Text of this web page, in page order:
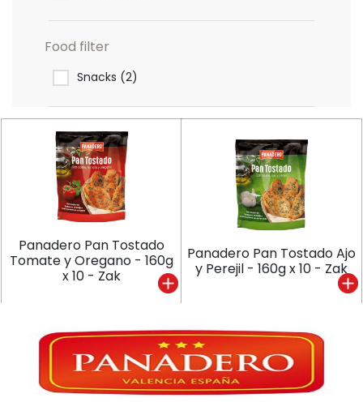
Food filter
Snacks (2)
Panadero Pan Tostado
Tomate y Oregano - 160g
x 10 - Zak
Panadero Pan Tostado Ajo
y Perejil - 160g x 10 - Zak